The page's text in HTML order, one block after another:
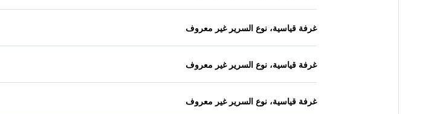
غرفة قياسية، نوع السرير غير معروف
غرفة قياسية، نوع السرير غير معروف
غرفة قياسية، نوع السرير غير معروف